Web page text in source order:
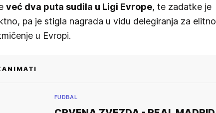
već dva puta sudila u Ligi Evrope, te zadatke je
pa je stigla nagrada u vidu delegiranja za elitno
u Evropi.
FUDBAL